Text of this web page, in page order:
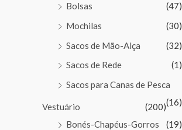
Bolsas
(47)
Mochilas
(30)
Sacos de Mão-Alça
(32)
Sacos de Rede
(1)
Sacos para Canas de Pesca
(16)
Vestuário
(200)
Bonés-Chapéus-Gorros
(19)